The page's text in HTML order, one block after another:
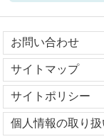
お問い合わせ
サイトマップ
サイトポリシー
個人情報の取り